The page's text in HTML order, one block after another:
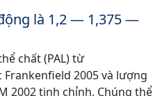
là 1,2 — 1,375 —
chất (PAL) từ
Frankenfield 2005 và lượng
2002 tinh chỉnh. Chúng thể